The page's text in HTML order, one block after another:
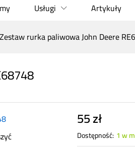
Usługi Artykuły
Zestaw rurka paliwowa John Deere
55zł
Dostępność: 1 w